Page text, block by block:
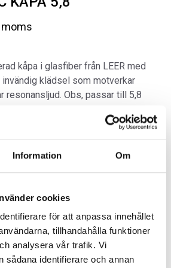
Information Om
cookies
för att anpassa innehållet
tillhandahålla funktioner
analysera vår trafik. Vi
sådana identifierare och annan
ORIGINAL GUMMIMATTOR
Lägg i varukorg
moms
kåpa i glasfiber från LEER med
klädsel som motverkar
resonansljud. Obs, passar till 5,8